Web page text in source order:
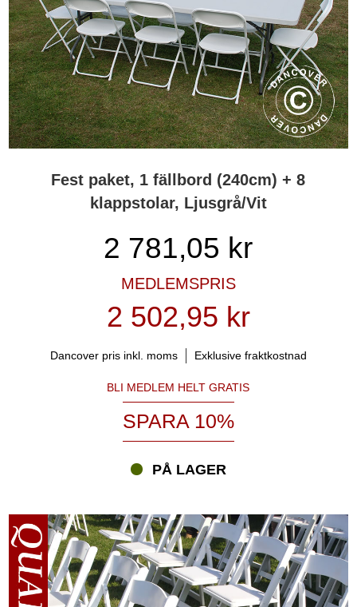
Fest paket, 1 fällbord (240cm) + 8
klappstolar, Ljusgrå/Vit
2 781,05 kr
MEDLEMSPRIS
2 502,95 kr
Dancover pris inkl. moms Exklusive fraktkostnad
BLI MEDLEM HELT GRATIS
SPARA 10%
PÅ LAGER